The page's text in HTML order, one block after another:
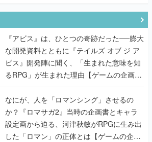
『アビス』は、ひとつの奇跡だった──膨大
な開発資料とともに『テイルズ オブ ジ ア
ビス』開発陣に聞く、「生まれた意味を知
るRPG」が生まれた理由【ゲームの企画
書】
なにが、人を「ロマンシング」させるの
か？『ロマサガ2』当時の企画書とキャラ
設定画から迫る、河津秋敏がRPGに生み出
した「ロマン」の正体とは【ゲームの企画